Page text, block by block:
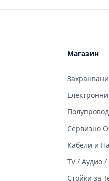
Магазин
Сервизно
Кабели и
TV / Аудио
Стойки за